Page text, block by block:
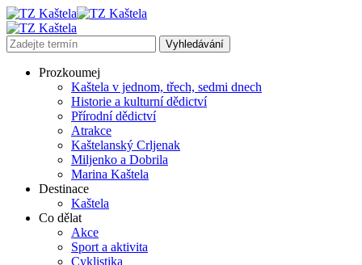
Prozkoumej
Kaštela v jednom, třech, sedmi dnech
Historie a kulturní dědictví
Přírodní dědictví
Atrakce
Kaštelanský Crljenak
Miljenko a Dobrila
Marina Kaštela
Destinace
Kaštela
Co dělat
Akce
Sport a aktivita
Cyklistika